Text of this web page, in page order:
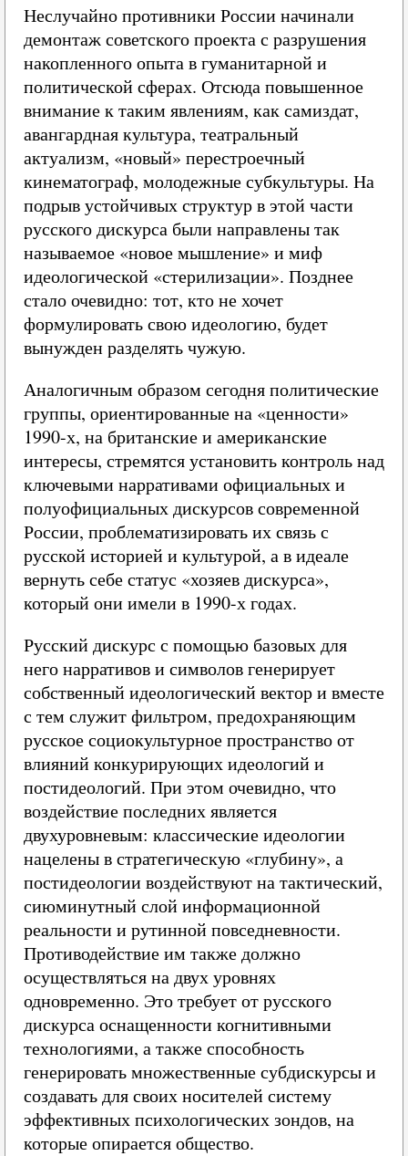
Неслучайно противники России начинали
демонтаж советского проекта с разрушения
накопленного опыта в гуманитарной и
политической сферах. Отсюда повышенное
внимание к таким явлениям, как самиздат,
авангардная культура, театральный
актуализм, «новый» перестроечный
кинематограф, молодежные субкультуры. На
подрыв устойчивых структур в этой части
русского дискурса были направлены так
называемое «новое мышление» и миф
идеологической «стерилизации». Позднее
стало очевидно: тот, кто не хочет
формулировать свою идеологию, будет
вынужден разделять чужую.
Аналогичным образом сегодня политические
группы, ориентированные на «ценности»
1990-х, на британские и американские
интересы, стремятся установить контроль над
ключевыми нарративами официальных и
полуофициальных дискурсов современной
России, проблематизировать их связь с
русской историей и культурой, а в идеале
вернуть себе статус «хозяев дискурса»,
который они имели в 1990-х годах.
Русский дискурс с помощью базовых для
него нарративов и символов генерирует
собственный идеологический вектор и вместе
с тем служит фильтром, предохраняющим
русское социокультурное пространство от
влияний конкурирующих идеологий и
постидеологий. При этом очевидно, что
воздействие последних является
двухуровневым: классические идеологии
нацелены в стратегическую «глубину», а
постидеологии воздействуют на тактический,
сиюминутный слой информационной
реальности и рутинной повседневности.
Противодействие им также должно
осуществляться на двух уровнях
одновременно. Это требует от русского
дискурса оснащенности когнитивными
технологиями, а также способность
генерировать множественные субдискурсы и
создавать для своих носителей систему
эффективных психологических зондов, на
которые опирается общество.